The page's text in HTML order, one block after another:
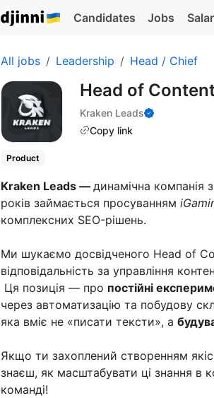
Candidates Jobs
All jobs Leadership Head / Chief
Head of
Kraken Leads
Copy link
Product
Kraken Leads — динамічна компанія
років займається просуванням
комплексних SEO-рішень.
Ми шукаємо досвідченого Head of
відповідальність за управління
Ця позиція — про постійні
через автоматизацію та побудову
яка вміє не «писати тексти», а
Якщо ти захоплений створенням
знаєш, як масштабувати ці знання в
команді!